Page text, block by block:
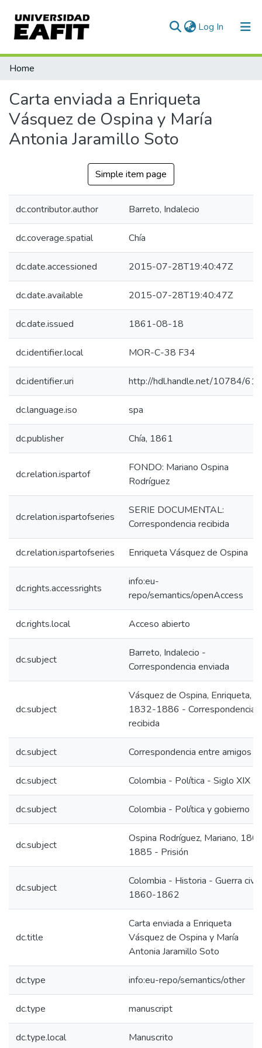
Log In (current)
Communities & Collections
Statistics
Home
Carta enviada a Enriqueta
Vásquez de Ospina y María
Antonia Jaramillo Soto
Simple item page
dc.contributor.author Barreto, Indalecio
dc.coverage.spatial Chía
dc.date.accessioned 2015-07-28T19:40:47Z
dc.date.available 2015-07-28T19:40:47Z
dc.date.issued 1861-08-18
dc.identifier.local MOR-C-38 F34
dc.identifier.uri http://hdl.handle.net/10784/
dc.language.iso spa
dc.publisher Chía, 1861
dc.relation.ispartof
FONDO: Mariano Ospina
Rodríguez
dc.relation.ispartofseries
SERIE DOCUMENTAL:
Correspondencia recibida
dc.relation.ispartofseries Enriqueta Vásquez de Ospina
dc.rights.accessrights
info:eu-
repo/semantics/openAccess
dc.rights.local Acceso abierto
dc.subject
Barreto, Indalecio -
Correspondencia enviada
dc.subject
Vásquez de Ospina, Enriqueta,
1832-1886 - Correspondencia
recibida
dc.subject Correspondencia entre amigos
dc.subject Colombia - Política - Siglo XIX
dc.subject Colombia - Política y gobierno
dc.subject
Ospina Rodríguez, Mariano,
1885 - Prisión
dc.subject
Colombia - Historia - Guerra civil,
1860-1862
dc.title
Carta enviada a Enriqueta
Vásquez de Ospina y María
Antonia Jaramillo Soto
dc.type info:eu-repo/semantics/other
dc.type manuscript
dc.type.local Manuscrito